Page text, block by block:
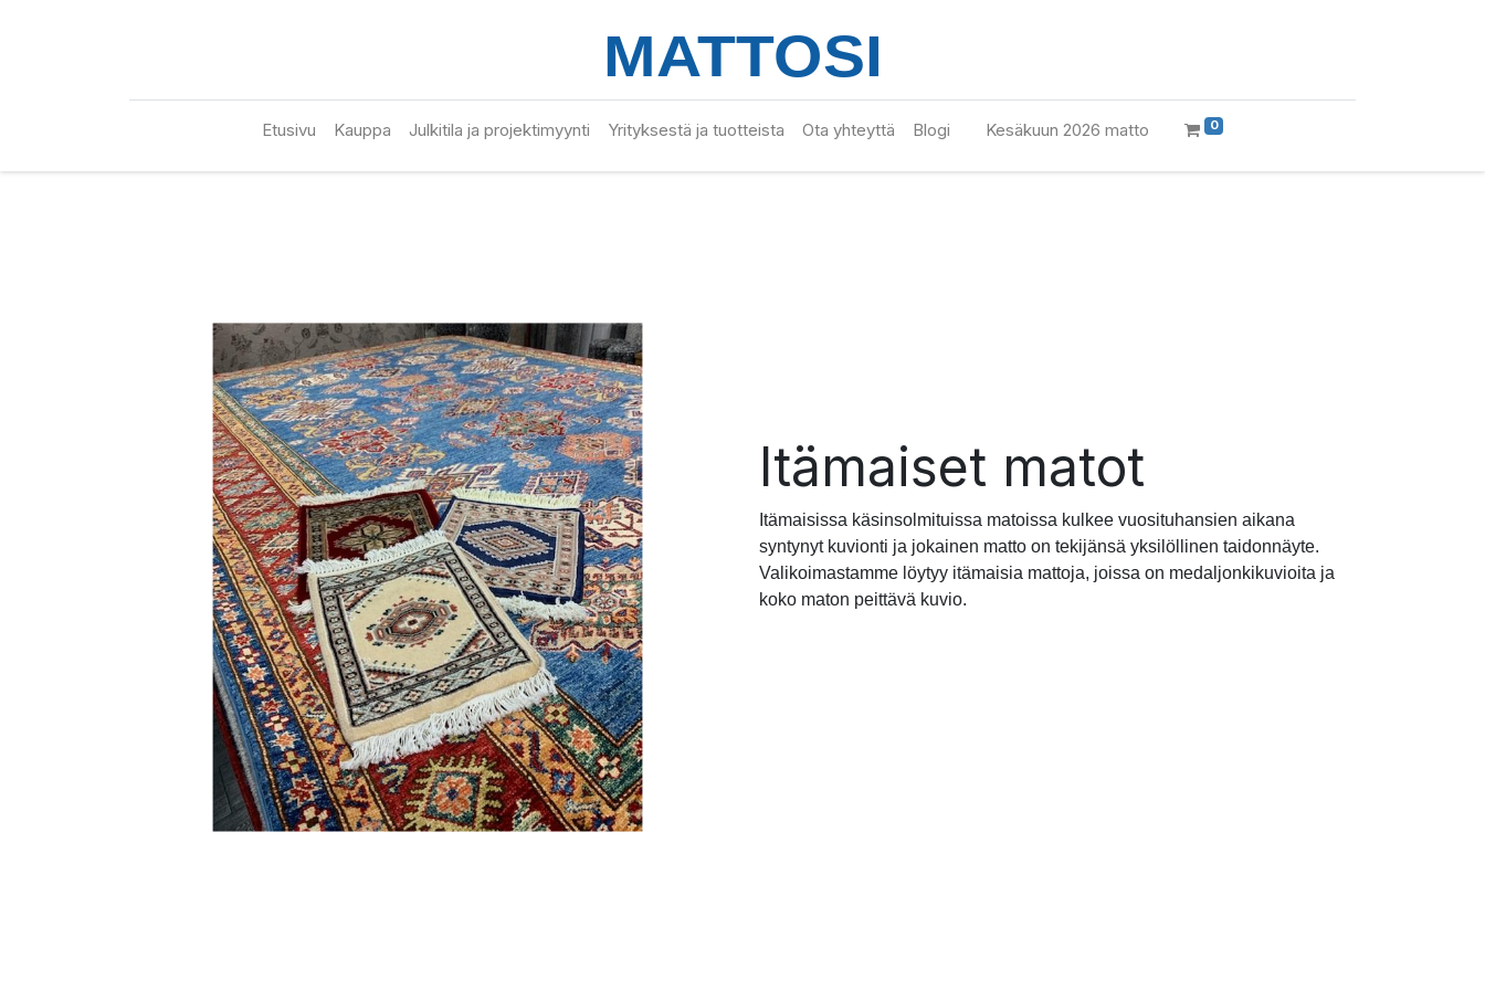
Etusivu Kauppa Julkitila ja projektimyynti Yrityksestä ja tuotteista Ota yhteyttä Blogi Kesäkuun 2026 matto 0
Itämaiset matot
Itämaisissa käsinsolmituissa matoissa kulkee vuosituhansien aikana
syntynyt kuvionti ja jokainen matto on tekijänsä yksilöllinen taidonnäyte.
Valikoimastamme löytyy itämaisia mattoja, joissa on medaljonkikuvioita ja
koko maton peittävä kuvio.